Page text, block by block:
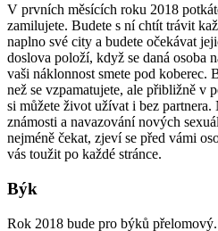
V prvních měsících roku 2018
zamilujete. Budete s ní chtít trávit
naplno své city a budete očekávat
doslova položí, když se daná osoba
vaši náklonnost smete pod koberec.
než se vzpamatujete, ale přibližně v
si můžete život užívat i bez
známosti a navazování nových
nejméně čekat, zjeví se před vámi
vás toužit po každé stránce.
Býk
Rok 2018 bude pro býků